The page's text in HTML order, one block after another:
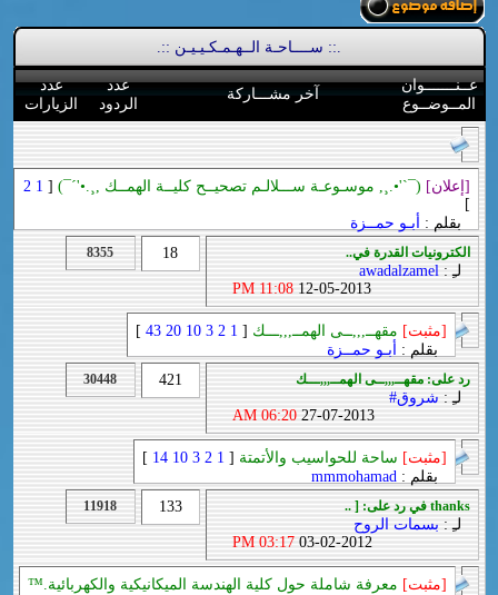
.:: ســــاحـة الــهـمـكـيـيـن ::.
عــنـــــــوان
المــوضــوع
آخر مشـــاركة
عدد
الردود
عدد
الزيارات
[إعلان] (¯`'•.¸, موسـوعـة ســـلالـم تصحيــح كليــة الهمــك ,¸.•'´¯) [
1
2
]
بقلم :
أبـو حمــزة
الكترونيات القدرة في..
لـِ :awadalzamel
12-05-2013
11:08 PM
18
8355
[مثبت] مقهــ,,,ــى الهمــ,,,ـــك [
1
2
3
10
20
43
]
بقلم :
أبـو حمــزة
رد على: مقهــ,,,ــى الهمــ,,,ـــك
لـِ : شروق#
27-07-2013
06:20 AM
421
30448
[مثبت] ساحة للحواسيب والأتمتة [
1
2
3
10
14
]
بقلم :mmmohamad
thanks في رد على: [ ..
لـِ : بسمات الروح
03-02-2012
03:17 PM
133
11918
[مثبت] معرفة شاملة حول كلية الهندسة الميكانيكية والكهربائية.™